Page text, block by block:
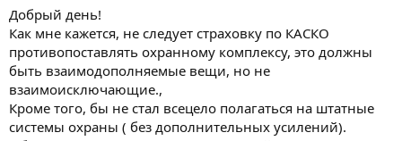
Добрый день!
Как мне кажется, не следует страховку по КАСКО
противопоставлять охранному комплексу, это должны
быть взаимодополняемые вещи, но не
взаимоисключающие.,
Кроме того, бы не стал всецело полагаться на штатные
системы охраны ( без дополнительных усилений).